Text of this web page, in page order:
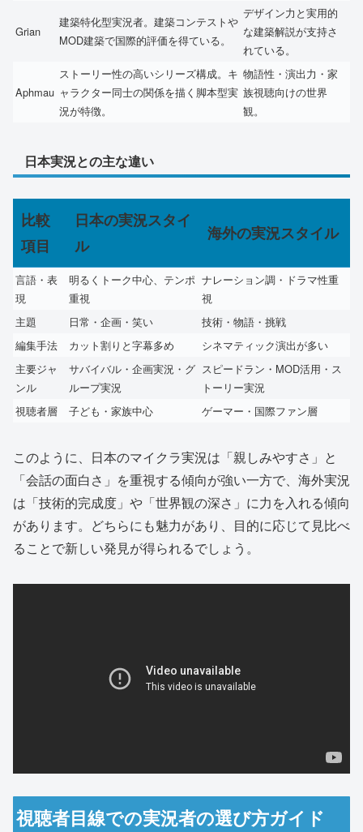
Grian
建築特化型実況者。建築コンテストや
MOD建築で国際的評価を得ている。
デザイン力と実用的
な建築解説が支持さ
れている。
Aphmau
ストーリー性の高いシリーズ構成。キ
ャラクター同士の関係を描く脚本型実
況が特徴。
物語性・演出力・家
族視聴向けの世界
観。
日本実況との主な違い
比較
項目
日本の実況スタイ
ル
海外の実況スタイル
言語・表
現
明るくトーク中心、テンポ
重視
ナレーション調・ドラマ性重
視
主題
日常・企画・笑い
技術・物語・挑戦
編集手法
カット割りと字幕多め
シネマティック演出が多い
主要ジャ
ンル
サバイバル・企画実況・グ
ループ実況
スピードラン・MOD活用・ス
トーリー実況
視聴者層
子ども・家族中心 ゲーマー・国際ファン層
このように、日本のマイクラ実況は「親しみやすさ」と
「会話の面白さ」を重視する傾向が強い一方で、海外実況
は「技術的完成度」や「世界観の深さ」に力を入れる傾向
があります。どちらにも魅力があり、目的に応じて見比べ
ることで新しい発見が得られるでしょう。
視聴者目線での実況者の選び方ガイド